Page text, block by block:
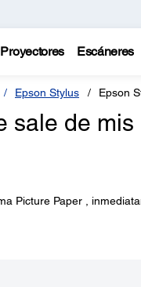
Proyectores Escáneres
Epson Stylus Epson
sale de
Picture Paper ,